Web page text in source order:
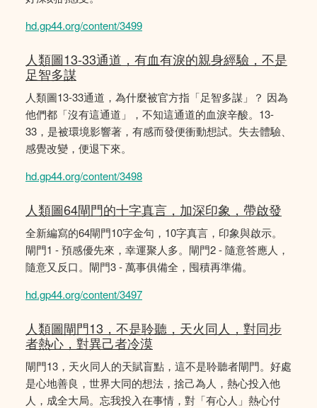
hd.gp44.org/content/3499
人類圖13-33通道，有血有淚的親身經驗，不是
足智多謀
人類圖13-33通道，為什麼被官方指「足智多謀」？ 因為
他們都「沒有這通道」，不知這通道的血淚辛酸。13-
33，是被環境影響著，有感而發便衝動想試。失去體驗、
感覺改變，便退下來。
hd.gp44.org/content/3498
人類圖64閘門的十字真言，加深印象，帶啟發
全新編寫的64閘門10字金句，10字真言，印象與啟示。
閘門1 - 預感優先來，幸運聚人多。閘門2 - 隨意答應人，
隨意又反口。閘門3 - 萬事俱備全，囤積再準備。
hd.gp44.org/content/3497
人類圖閘門13，不是聆聽，天火同人，對同步
者熱心，對異己者冷漠
閘門13，天火同人的天賦盲點，這不是聆聽者閘門。好處
是心地善良，世界大同的想法，捨己為人，熱心投入他
人，成全大局。忘我投入在事情，對「有心人」熱心付